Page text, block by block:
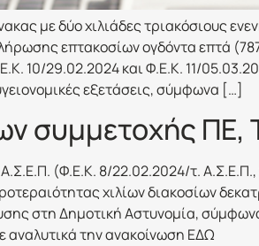
με δύο χιλιάδες τριακόσιους
επτακοσίων ογδόντα επτά
10/29.02.2024 και Φ.Ε.Κ. 11/
εξετάσεις, σύμφωνα […]
συμμετοχής ΠΕ,
Α.Σ.Ε.Π. (Φ.Ε.Κ. 8/22.02.2024/τ.
χιλίων διακοσίων
στη Δημοτική Αστυνομία,
αναλυτικά την ανακοίνωση ΕΔΩ